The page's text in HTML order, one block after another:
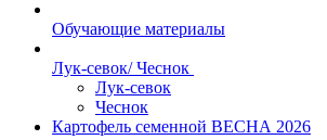
Обучающие материалы
Лук-севок/ Чеснок
Лук-севок
Чеснок
Картофель семенной ВЕСНА 2026